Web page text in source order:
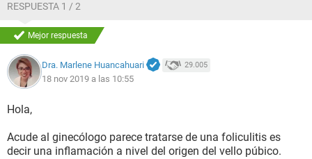
RESPUESTA 1 / 2
Mejor respuesta
Dra. Marlene Huancahuari 29.005
18 nov 2019 a las 10:55
Hola,
Acude al ginecólogo parece tratarse de una foliculitis es
decir una inflamación a nivel del origen del vello púbico.